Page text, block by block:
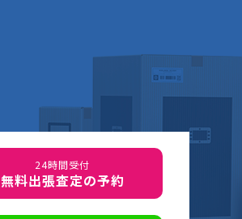
24時間受付
無料出張査定の予約